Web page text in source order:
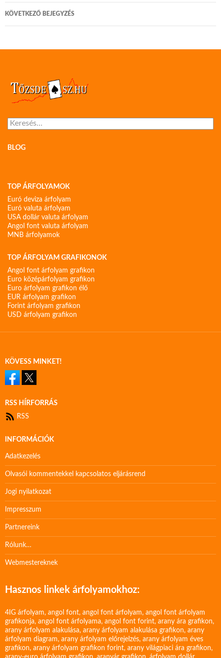
KÖVETKEZŐ BEJEGYZÉS
Keresés:
BLOG
TOP ÁRFOLYAMOK
Euró deviza árfolyam
Euró valuta árfolyam
USA dollár valuta árfolyam
Angol font valuta árfolyam
MNB árfolyamok
TOP ÁRFOLYAM GRAFIKONOK
Angol font árfolyam grafikon
Euro középárfolyam grafikon
Euro árfolyam grafikon élő
EUR árfolyam grafikon
Forint árfolyam grafikon
USD árfolyam grafikon
KÖVESS MINKET!
RSS HÍRFORRÁS
RSS
INFORMÁCIÓK
Adatkezelés
Olvasói kommentekkel kapcsolatos eljárásrend
Jogi nyilatkozat
Impresszum
Partnereink
Rólunk…
Webmestereknek
Hasznos linkek árfolyamokhoz:
4IG árfolyam, angol font, angol font árfolyam, angol font árfolyam
grafikonja, angol font árfolyama, angol font forint, arany ára grafikon,
arany árfolyam alakulása, arany árfolyam alakulása grafikon, arany
árfolyam diagram, arany árfolyam előrejelzés, arany árfolyam éves
grafikon, arany árfolyam grafikon forint, arany világpiaci ára grafikon,